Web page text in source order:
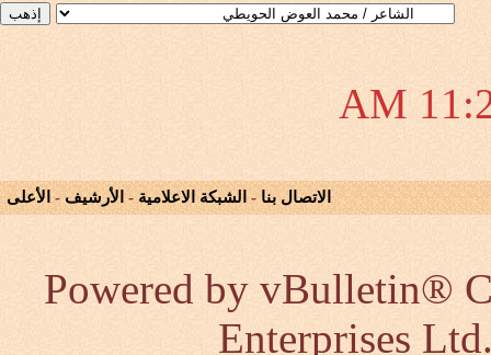
11:29
الاتصال بنا - الشبكة الاعلامية - الأرشيف - الأعلى
Powered by vBulletin®
Enterprises